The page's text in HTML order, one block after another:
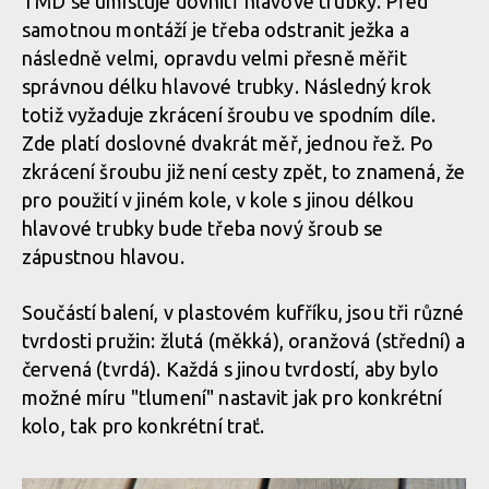
O co jde? Vlastně jen o závažíčko vyrobené z wolframové slitiny,
které klouže na kluzných pouzdrech po po tyčince umístěném
uvnitř hlavové trubky.
O co jde? Vlastně jen o závažíčko vyrobené z wolframové slitiny,
které klouže na kluzných pouzdrech po po tyčince umístěném
uvnitř hlavové trubky.
O co jde? Vlastně jen o závažíčko vyrobené z wolframové slitiny,
které klouže na kluzných pouzdrech po po tyčince umístěném
uvnitř hlavové trubky.
O co jde? Vlastně jen o závažíčko vyrobené z wolframové slitiny,
Závaží je z každé strany (ze shora i zdola) obklopeno pružinami,
jejichž úkolem je tlumit jeho pohyb.
Závaží je z každé strany (ze shora i zdola) obklopeno pružinami,
jejichž úkolem je tlumit jeho pohyb.
Závaží je z každé strany (ze shora i zdola) obklopeno pružinami,
Závaží je z každé strany (ze shora i zdola) obklopeno pružinami,
jejichž úkolem je tlumit jeho pohyb.
Celá sestava Rimpact Tuned Mass Damper
Celá sestava Rimpact Tuned Mass Damper
Celá sestava Rimpact Tuned Mass Damper
Celá sestava Rimpact Tuned Mass Damper
Celá sestava Rimpact Tuned Mass Damper
Celá sestava Rimpact Tuned Mass Damper
samotnou montáží je třeba odstranit ježka a
následně velmi, opravdu velmi přesně měřit
správnou délku hlavové trubky. Následný krok
totiž vyžaduje zkrácení šroubu ve spodním díle.
Zde platí doslovné dvakrát měř, jednou řež. Po
zkrácení šroubu již není cesty zpět, to znamená, že
pro použití v jiném kole, v kole s jinou délkou
hlavové trubky bude třeba nový šroub se
zápustnou hlavou.
Součástí balení, v plastovém kufříku, jsou tři různé
tvrdosti pružin: žlutá (měkká), oranžová (střední) a
červená (tvrdá). Každá s jinou tvrdostí, aby bylo
možné míru "tlumení" nastavit jak pro konkrétní
kolo, tak pro konkrétní trať.